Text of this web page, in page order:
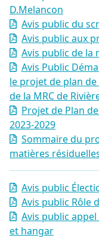
D.Melancon
Avis public du
Avis public aux
Avis public de la
Avis Public
le projet de plan
de la MRC de
Projet de Plan
2023-2029
Sommaire du
matières
Avis public
Avis public Rôle
Avis public
et hangar